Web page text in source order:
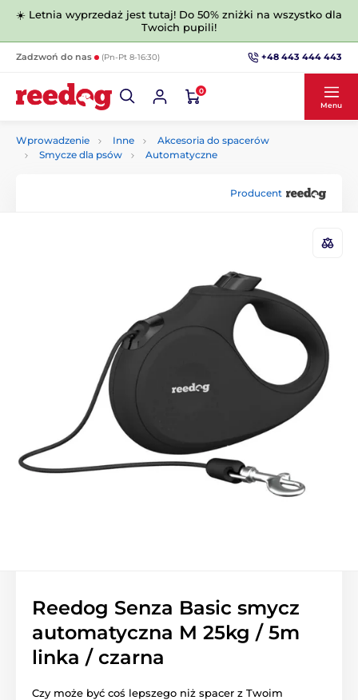
☀️ Letnia wyprzedaż jest tutaj! Do 50% zniżki na wszystko dla
Twoich pupili!
Zadzwoń do nas (Pn-Pt 8-16:30) +48 443 444 443
0
Menu
Wprowadzenie Inne
Akcesoria do spacerów
Smycze dla psów
Automatyczne
Producent
Reedog Senza Basic smycz
automatyczna M 25kg / 5m
linka / czarna
Czy może być coś lepszego niż spacer z Twoim